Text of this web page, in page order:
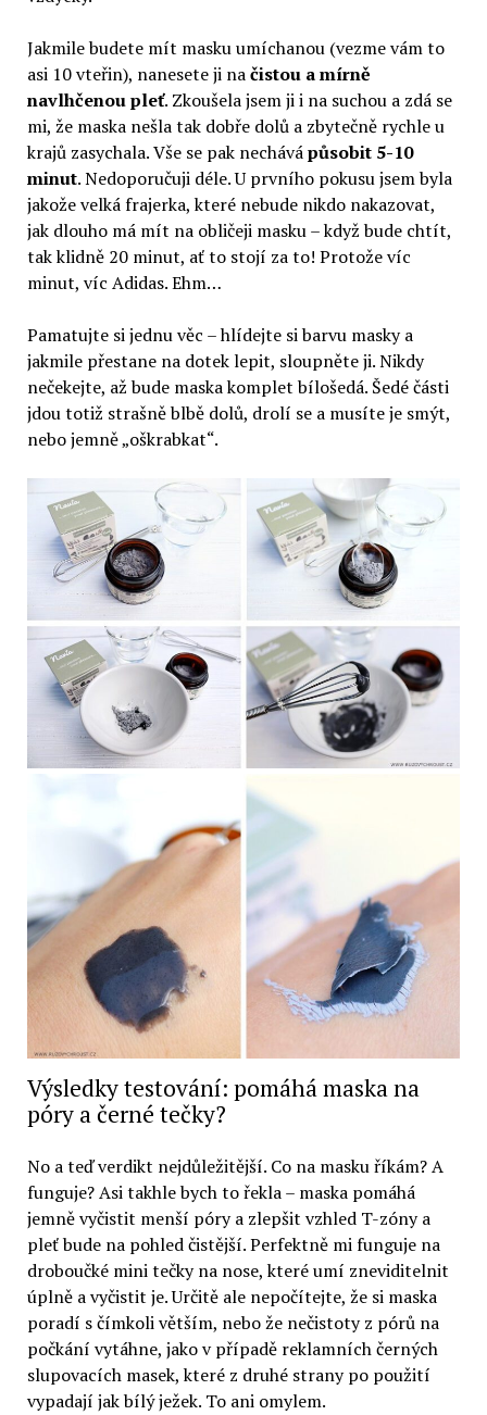
Jakmile budete mít masku umíchanou (vezme vám to
asi 10 vteřin), nanesete ji načistou a mírně
navlhčenou pleť. Zkoušela jsem ji i na suchou a zdá se
mi, že maska nešla tak dobře dolů a zbytečně rychle u
krajů zasychala. Vše se pak nechávápůsobit 5-10
minut. Nedoporučuji déle. U prvního pokusu jsem byla
jakože velká frajerka, které nebude nikdo nakazovat,
jak dlouho má mít na obličeji masku – když bude chtít,
tak klidně 20 minut, ať to stojí za to! Protože víc
minut, víc Adidas. Ehm…
Pamatujte si jednu věc – hlídejte si barvu masky a
jakmile přestane na dotek lepit, sloupněte ji. Nikdy
nečekejte, až bude maska komplet bílošedá. Šedé části
jdou totiž strašně blbě dolů, drolí se a musíte je smýt,
nebo jemně „oškrabkat“.
Výsledky testování: pomáhá maska na
póry a černé tečky?
No a teď verdikt nejdůležitější. Co na masku říkám? A
funguje? Asi takhle bych to řekla – maska pomáhá
jemně vyčistit menší póry a zlepšit vzhled T-zóny a
pleť bude na pohled čistější. Perfektně mi funguje na
droboučké mini tečky na nose, které umí zneviditelnit
úplně a vyčistit je. Určitě ale nepočítejte, že si maska
poradí s čímkoli větším, nebo že nečistoty z pórů na
počkání vytáhne, jako v případě reklamních černých
slupovacích masek, které z druhé strany po použití
vypadají jak bílý ježek. To ani omylem.